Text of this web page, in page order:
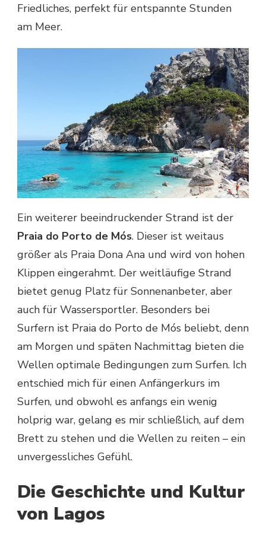
Friedliches, perfekt für entspannte Stunden
am Meer.
Ein weiterer beeindruckender Strand ist der
Praia do Porto de Mós. Dieser ist weitaus
größer als Praia Dona Ana und wird von hohen
Klippen eingerahmt. Der weitläufige Strand
bietet genug Platz für Sonnenanbeter, aber
auch für Wassersportler. Besonders bei
Surfern ist Praia do Porto de Mós beliebt, denn
am Morgen und späten Nachmittag bieten die
Wellen optimale Bedingungen zum Surfen. Ich
entschied mich für einen Anfängerkurs im
Surfen, und obwohl es anfangs ein wenig
holprig war, gelang es mir schließlich, auf dem
Brett zu stehen und die Wellen zu reiten – ein
unvergessliches Gefühl.
Die Geschichte und Kultur
von Lagos